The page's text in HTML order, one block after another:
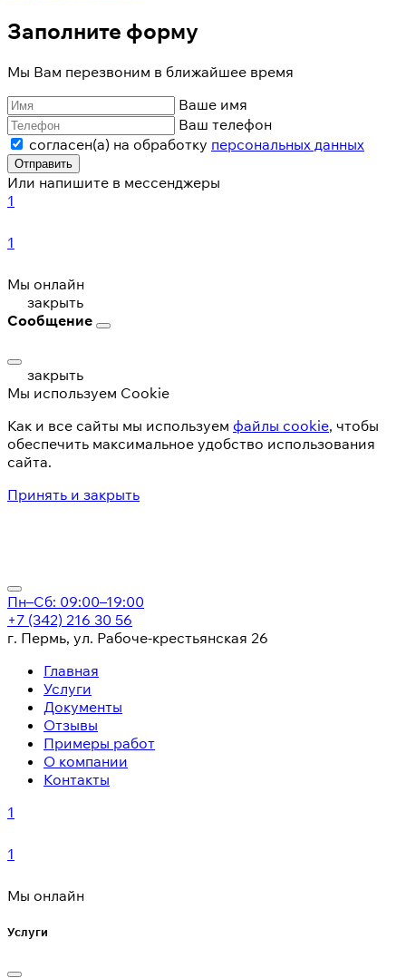
Заполните форму
Мы Вам перезвоним в ближайшее время
Ваше имя
Ваш телефон
согласен(а) на обработку персональных данных
Отправить
Или напишите в мессенджеры
1
1
Мы онлайн
закрыть
Сообщение
закрыть
Мы используем Cookie
Как и все сайты мы используем файлы cookie, чтобы
обеспечить максимальное удобство использования
сайта.
Принять и закрыть
Пн–Сб: 09:00–19:00
+7 (342) 216 30 56
г. Пермь, ул. Рабоче-крестьянская 26
Главная
Услуги
Документы
Отзывы
Примеры работ
О компании
Контакты
1
1
Мы онлайн
Услуги